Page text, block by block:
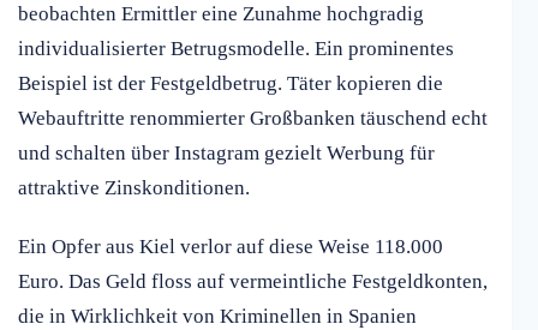
beobachten Ermittler eine Zunahme hochgradig
individualisierter Betrugsmodelle. Ein prominentes
Beispiel ist der Festgeldbetrug. Täter kopieren die
Webauftritte renommierter Großbanken täuschend echt
und schalten über Instagram gezielt Werbung für
attraktive Zinskonditionen.
Ein Opfer aus Kiel verlor auf diese Weise 118.000
Euro. Das Geld floss auf vermeintliche Festgeldkonten,
die in Wirklichkeit von Kriminellen in Spanien